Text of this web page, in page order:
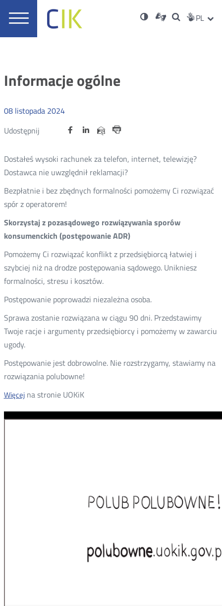
Menu
Wersja
Dla
niesłyszących
Nowa
karta
Otwórz
w
Nowa
karta
Social
PL
Informacje ogólne
08 listopada 2024
Udostępnij
Udostępnij
Twitter
Nowa
Udostępnij
Facebook
Nowa
Udostępnij
Linkedin
Nowa Udostępnij
e-
mail
Dostałeś wysoki rachunek za telefon, internet, telewizję?
Dostawca nie uwzględnił reklamacji?
Bezpłatnie i bez zbędnych formalności pomożemy Ci rozwiązać
spór z operatorem!
Skorzystaj z pozasądowego rozwiązywania sporów
konsumenckich (postępowanie ADR)
Pomożemy Ci rozwiązać konflikt z przedsiębiorcą łatwiej i
szybciej niż na drodze postępowania sądowego. Unikniesz
formalności, stresu i kosztów.
Postępowanie poprowadzi niezależna osoba.
Sprawa zostanie rozwiązana w ciągu 90 dni. Przedstawimy
Twoje racje i argumenty przedsiębiorcy i pomożemy w zawarciu
ugody.
Postępowanie jest dobrowolne. Nie rozstrzygamy, stawiamy na
rozwiązania polubowne!
WięcejNowa
karta
na stronie UOKiK